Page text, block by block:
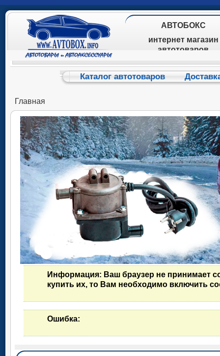
АВТОБОКС
интернет магазин
автотоваров
Каталог автотоваров
Главная
Информация: Ваш браузер не принимает
купить их, то Вам необходимо включить
Ошибка: